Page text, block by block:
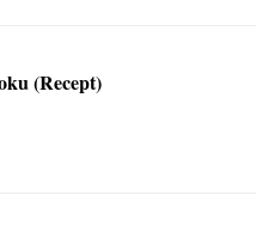
(Recept)